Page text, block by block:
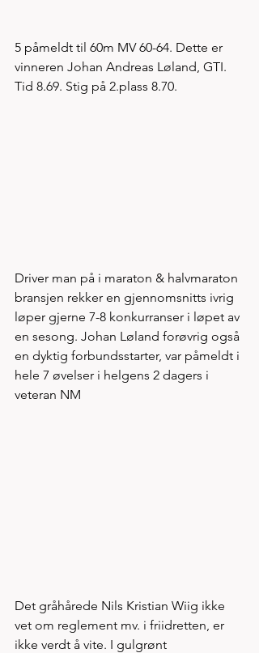
5 påmeldt til 60m MV 60-64. Dette er
vinneren Johan Andreas Løland, GTI.
Tid 8.69. Stig på 2.plass 8.70.
Driver man på i maraton & halvmaraton
bransjen rekker en gjennomsnitts ivrig
løper gjerne 7-8 konkurranser i løpet av
en sesong. Johan Løland forøvrig også
en dyktig forbundsstarter, var påmeldt i
hele 7 øvelser i helgens 2 dagers i
veteran NM
Det gråhårede Nils Kristian Wiig ikke
vet om reglement mv. i friidretten, er
ikke verdt å vite. I gulgrønt